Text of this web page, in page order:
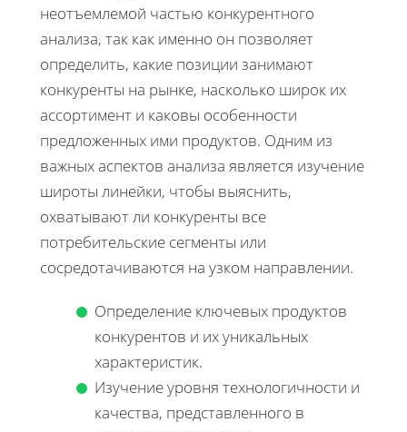
неотъемлемой частью конкурентного
анализа, так как именно он позволяет
определить, какие позиции занимают
конкуренты на рынке, насколько широк их
ассортимент и каковы особенности
предложенных ими продуктов. Одним из
важных аспектов анализа является изучение
широты линейки, чтобы выяснить,
охватывают ли конкуренты все
потребительские сегменты или
сосредотачиваются на узком направлении.
Определение ключевых продуктов
конкурентов и их уникальных
характеристик.
Изучение уровня технологичности и
качества, представленного в